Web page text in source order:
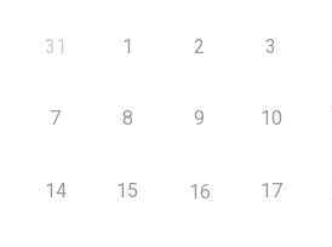
31 1 2 3
7 8 9 10
14 15 16 17